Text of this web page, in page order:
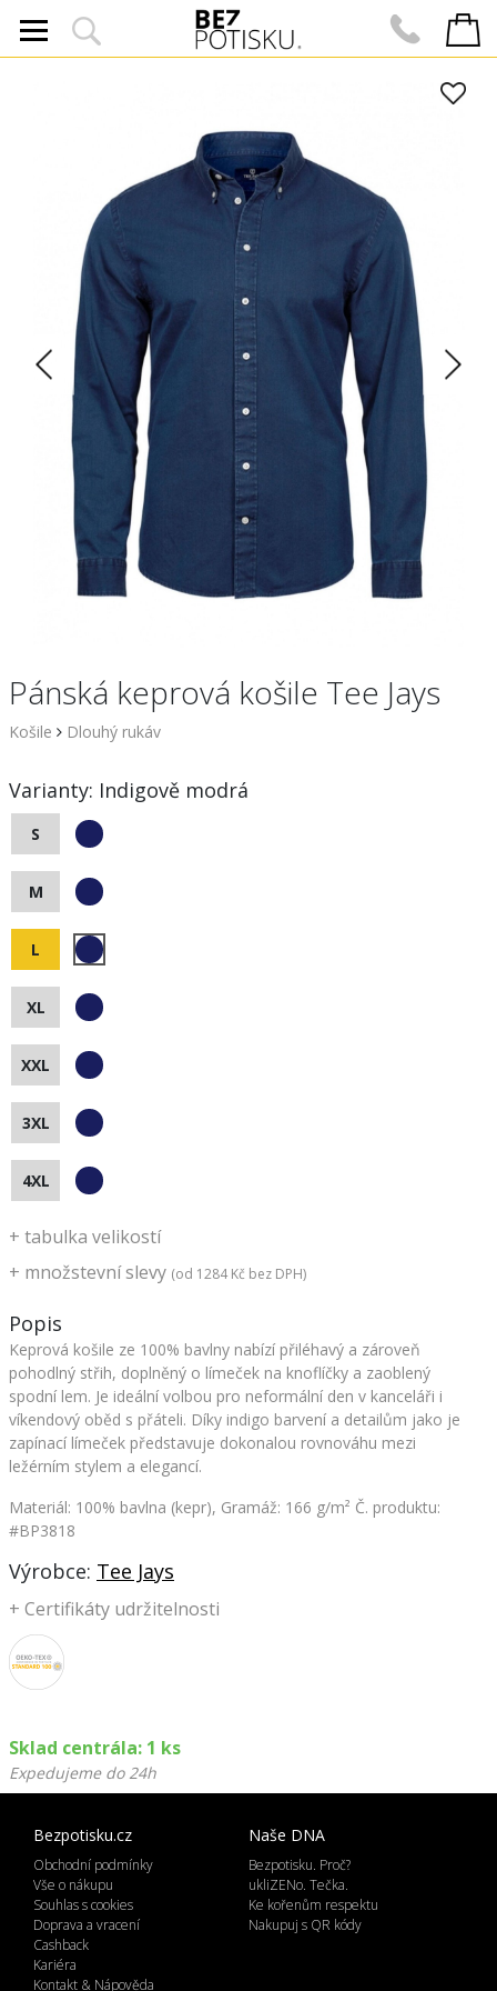
Pánská keprová košile Tee Jays
Košile Dlouhý rukáv
+ množstevní slevy (od 1284 Kč bez DPH)
Sklad centrála: 1 ks
Expedujeme do 24h
Varianty: Indigově modrá
S
M
L
XL
XXL
3XL
4XL
+ tabulka velikostí
+ Certifikáty udržitelnosti
Popis
Keprová košile ze 100% bavlny nabízí přiléhavý a zároveň
pohodlný střih, doplněný o límeček na knoflíčky a zaoblený
spodní lem. Je ideální volbou pro neformální den v kanceláři i
víkendový oběd s přáteli. Díky indigo barvení a detailům jako je
zapínací límeček představuje dokonalou rovnováhu mezi
ležérním stylem a elegancí.
Materiál: 100% bavlna (kepr), Gramáž: 166 g/m² Č. produktu:
#BP3818
Výrobce: Tee Jays
Bezpotisku.cz
Obchodní podmínky
Vše o nákupu
Souhlas s cookies
Doprava a vracení
Cashback
Kariéra
Kontakt & Nápověda
Naše DNA
Bezpotisku. Proč?
ukliZENo. Tečka.
Ke kořenům respektu
Nakupuj s QR kódy